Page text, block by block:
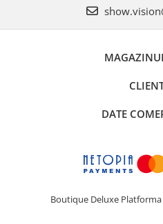
DATE
Boutique Deluxe